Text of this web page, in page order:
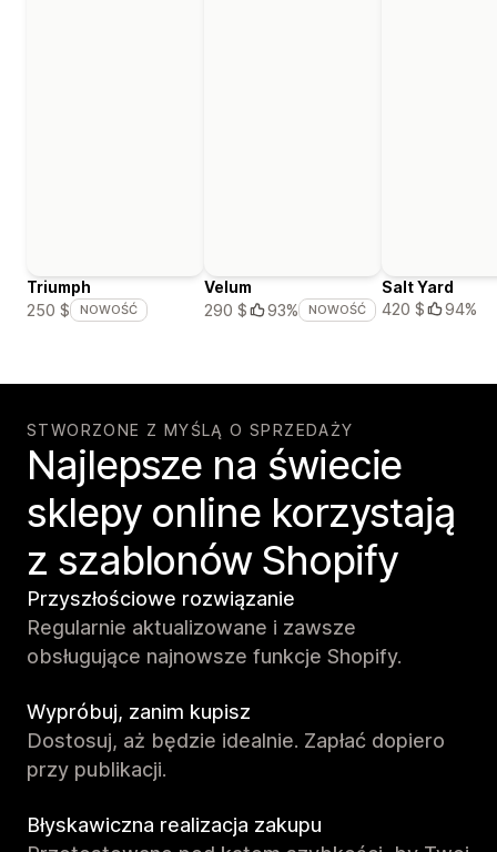
Triumph
250 $
NOWOŚĆ
Velum
290 $
93% NOWOŚĆ
Salt Yard
420 $
94%
STWORZONE Z MYŚLĄ O SPRZEDAŻY
Najlepsze na świecie
sklepy online korzystają
z szablonów Shopify
Przyszłościowe rozwiązanie
Regularnie aktualizowane i zawsze
obsługujące najnowsze funkcje Shopify.
Wypróbuj, zanim kupisz
Dostosuj, aż będzie idealnie. Zapłać dopiero
przy publikacji.
Błyskawiczna realizacja zakupu